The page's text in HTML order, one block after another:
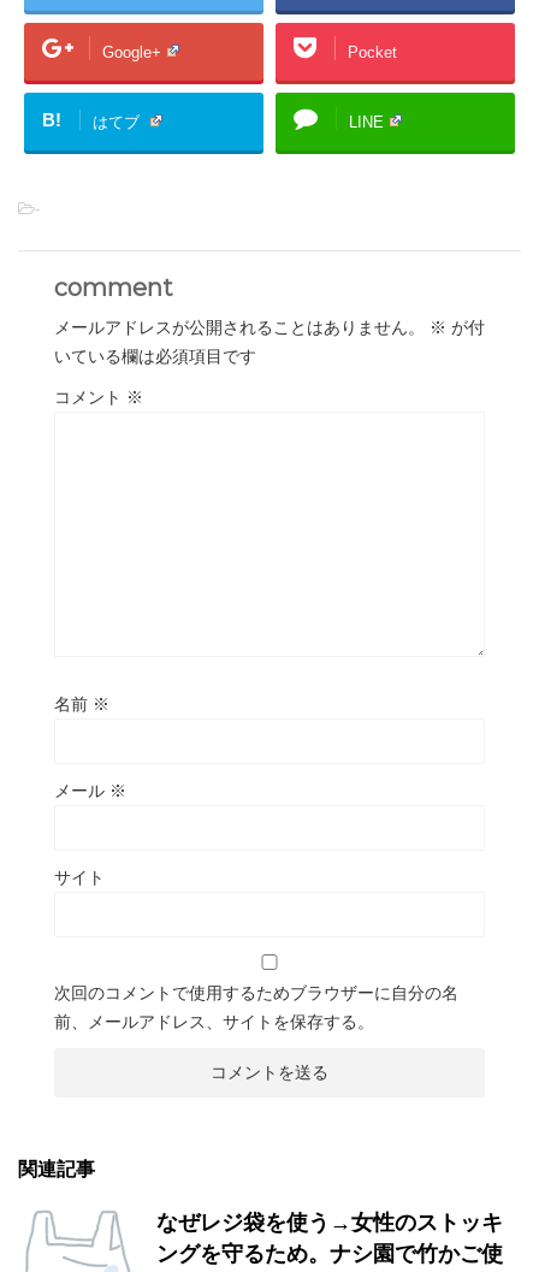
Google+ Pocket
B! はてブ LINE
-
comment
メールアドレスが公開されることはありません。 ※ が付
いている欄は必須項目です
コメント ※
名前 ※
メール ※
サイト
次回のコメントで使用するためブラウザーに自分の名
前、メールアドレス、サイトを保存する。
関連記事
なぜレジ袋を使う→女性のストッキ
ングを守るため。ナシ園で竹かご使